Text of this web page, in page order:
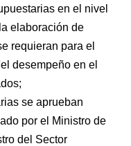
en el nivel
elaboración de
requieran para el
desempeño en el
se aprueban
por el Ministro de
del Sector